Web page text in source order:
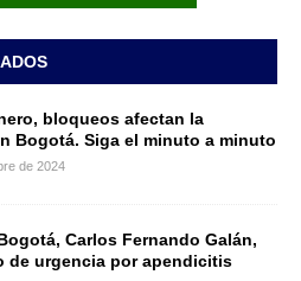
bloqueos afectan la
Bogotá. Siga el minuto a minuto
de 2024
Carlos Fernando Galán,
de urgencia por apendicitis